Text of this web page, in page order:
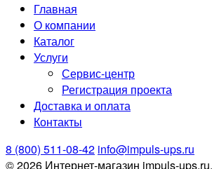
Главная
О компании
Каталог
Услуги
Сервис-центр
Регистрация проекта
Доставка и оплата
Контакты
8 (800) 511-08-42 info@impuls-ups.ru
© 2026 Интернет-магазин impuls-